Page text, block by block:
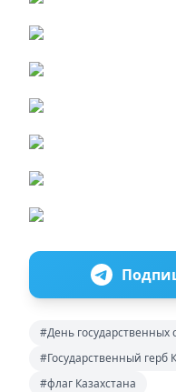
#День государственных
#Государственный герб
#флаг Казахстана